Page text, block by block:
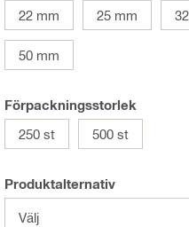
22 mm
25 mm
50 mm
Förpackningsstorlek
250 st
500 st
Produktalternativ
Välj